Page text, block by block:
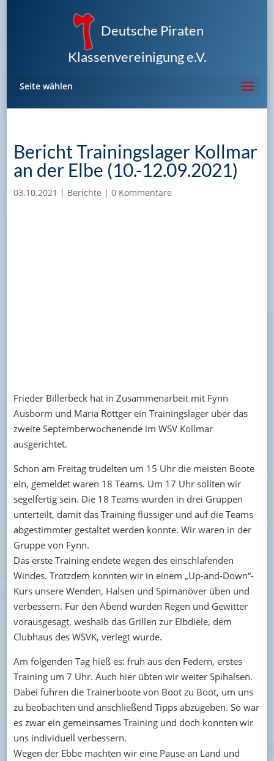
Deutsche Piraten
Klassenvereinigung e.V.
Seite wählen
Bericht Trainingslager Kollmar
an der Elbe (10.-12.09.2021)
03.10.2021 | Berichte | 0 Kommentare
Frieder Billerbeck hat in Zusammenarbeit mit Fynn
Ausborm und Maria Röttger ein Trainingslager über das
zweite Septemberwochenende im WSV Kollmar
ausgerichtet.
Schon am Freitag trudelten um 15 Uhr die meisten Boote
ein, gemeldet waren 18 Teams. Um 17 Uhr sollten wir
segelfertig sein. Die 18 Teams wurden in drei Gruppen
unterteilt, damit das Training flüssiger und auf die Teams
abgestimmter gestaltet werden konnte. Wir waren in der
Gruppe von Fynn.
Das erste Training endete wegen des einschlafenden
Windes. Trotzdem konnten wir in einem „Up-and-Down“-
Kurs unsere Wenden, Halsen und Spimanöver üben und
verbessern. Für den Abend wurden Regen und Gewitter
vorausgesagt, weshalb das Grillen zur Elbdiele, dem
Clubhaus des WSVK, verlegt wurde.
Am folgenden Tag hieß es: früh aus den Federn, erstes
Training um 7 Uhr. Auch hier übten wir weiter Spihalsen.
Dabei fuhren die Trainerboote von Boot zu Boot, um uns
zu beobachten und anschließend Tipps abzugeben. So war
es zwar ein gemeinsames Training und doch konnten wir
uns individuell verbessern.
Wegen der Ebbe machten wir eine Pause an Land und